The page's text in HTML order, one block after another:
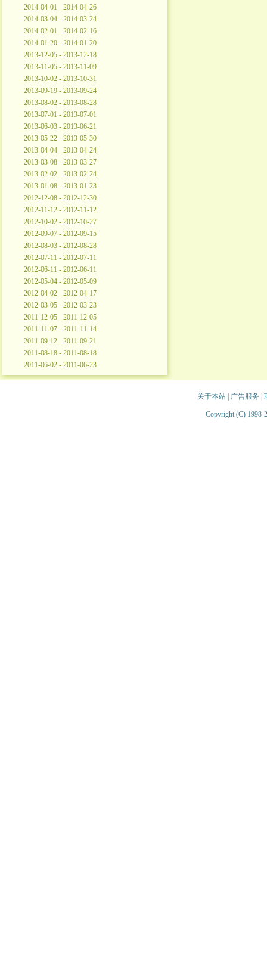
2014-04-01 - 2014-04-26
2014-03-04 - 2014-03-24
2014-02-01 - 2014-02-16
2014-01-20 - 2014-01-20
2013-12-05 - 2013-12-18
2013-11-05 - 2013-11-09
2013-10-02 - 2013-10-31
2013-09-19 - 2013-09-24
2013-08-02 - 2013-08-28
2013-07-01 - 2013-07-01
2013-06-03 - 2013-06-21
2013-05-22 - 2013-05-30
2013-04-04 - 2013-04-24
2013-03-08 - 2013-03-27
2013-02-02 - 2013-02-24
2013-01-08 - 2013-01-23
2012-12-08 - 2012-12-30
2012-11-12 - 2012-11-12
2012-10-02 - 2012-10-27
2012-09-07 - 2012-09-15
2012-08-03 - 2012-08-28
2012-07-11 - 2012-07-11
2012-06-11 - 2012-06-11
2012-05-04 - 2012-05-09
2012-04-02 - 2012-04-17
2012-03-05 - 2012-03-23
2011-12-05 - 2011-12-05
2011-11-07 - 2011-11-14
2011-09-12 - 2011-09-21
2011-08-18 - 2011-08-18
2011-06-02 - 2011-06-23
关于本站| 广告服务
Copyright (C) 1998-